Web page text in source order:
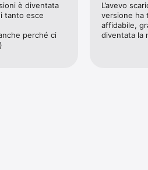
con l’app Meteo.it puoi controllare
notifiche con allerte e
meteo delle tue località preferite!
è diventata
tanto esce
perché ci
L’avevo
versione ha
affidabile,
diventata la